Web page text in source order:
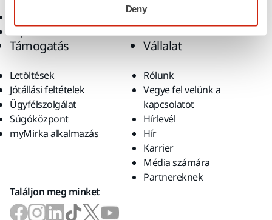
Deny
Támogatás
Letöltések
Jótállási feltételek
Ügyfélszolgálat
Súgóközpont
myMirka alkalmazás
Vállalat
Rólunk
Vegye fel velünk a
kapcsolatot
Hírlevél
Hír
Karrier
Média számára
Partnereknek
Találjon meg minket